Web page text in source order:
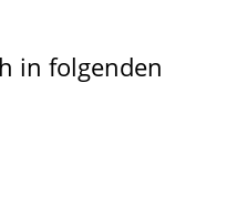
in folgenden